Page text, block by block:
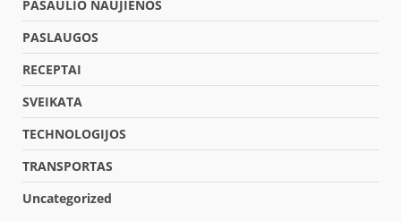
PASAULIO NAUJIENOS
PASLAUGOS
RECEPTAI
SVEIKATA
TECHNOLOGIJOS
TRANSPORTAS
Uncategorized